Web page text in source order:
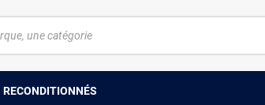
RECONDITIONNÉS